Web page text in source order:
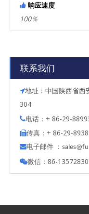
 响应速度
100％
联系我们
地址：中国陕西省西
304
电话：+ 86-29-
传真：+ 86-29-
电子邮件 ： s
微信：86-